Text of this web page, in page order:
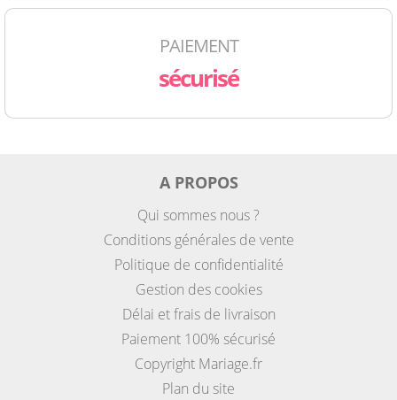
PAIEMENT
sécurisé
A PROPOS
Qui sommes nous ?
Conditions générales de vente
Politique de confidentialité
Gestion des cookies
Délai et frais de livraison
Paiement 100% sécurisé
Copyright Mariage.fr
Plan du site